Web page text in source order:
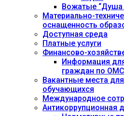
Вожатые “Душа
Материально-
оснащенность
Доступная среда
Платные услуги
Финансово-
Информация
граждан по ОМС
Вакантные места
обучающихся
Международное
Антикоррупционная